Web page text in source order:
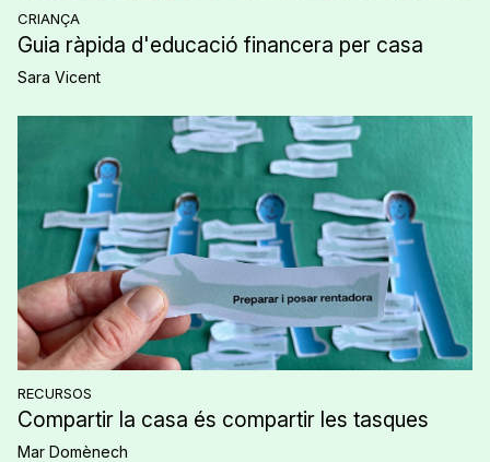
CRIANÇA
Guia ràpida d'educació financera per casa
Sara Vicent
RECURSOS
Compartir la casa és compartir les tasques
Mar Domènech